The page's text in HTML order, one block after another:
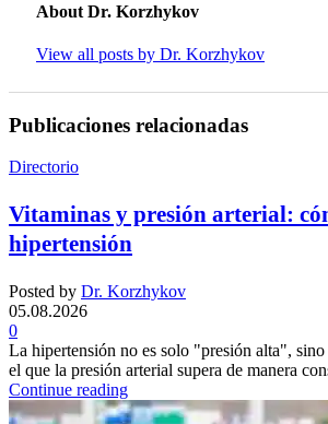
About Dr. Korzhykov
View all posts by Dr. Korzhykov
Publicaciones relacionadas
Directorio
Vitaminas y presión arterial:
hipertensión
Posted by Dr. Korzhykov
05.08.2026
0
La hipertensión no es solo "presión alta",
el que la presión arterial supera de manera
Continue reading